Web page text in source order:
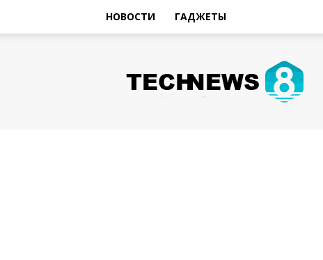
НОВОСТИ ГАДЖЕТЫ
Tech
Новости